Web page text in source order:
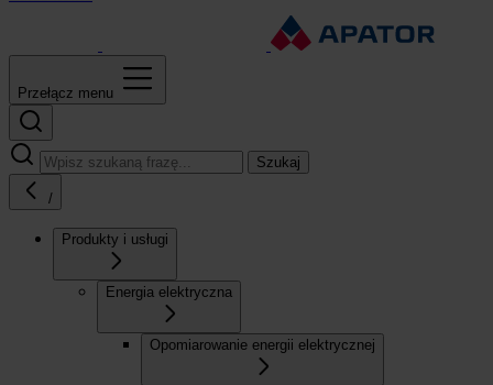
Przełącz menu
Szukaj
/
Produkty i usługi
Energia elektryczna
Opomiarowanie energii elektrycznej